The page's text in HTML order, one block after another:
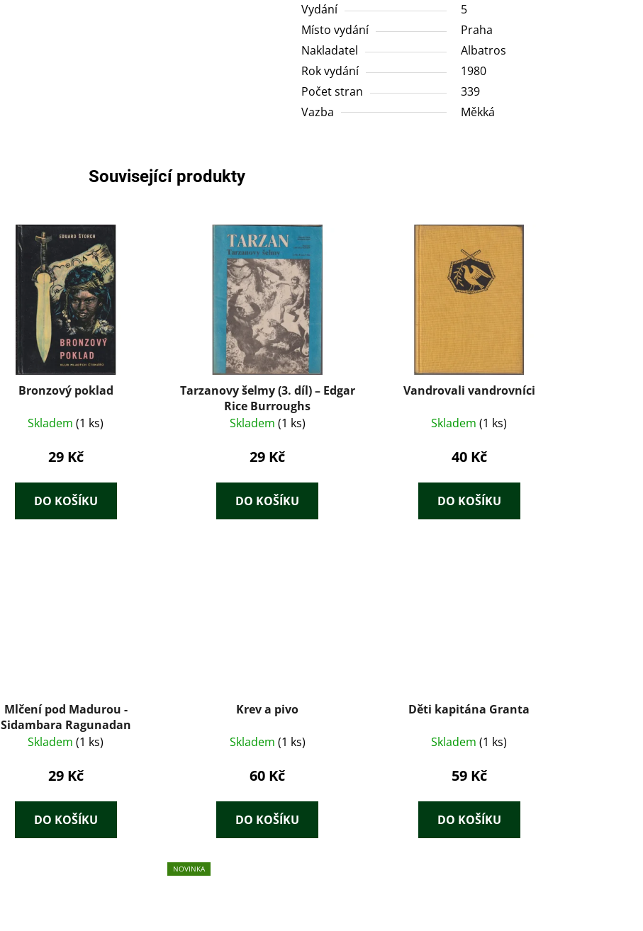
Vydání
5
Místo vydání
Praha
Nakladatel
Albatros
Rok vydání
1980
Počet stran
339
Vazba
Měkká
Související produkty
Bronzový poklad
Skladem(1 ks)
29 Kč
DO KOŠÍKU
Tarzanovy šelmy (3. díl) – Edgar
Rice Burroughs
Skladem (1 ks)
29 Kč
DO KOŠÍKU
Vandrovali vandrovníci
Skladem(1 ks)
40 Kč
DO KOŠÍKU
Mlčení pod Madurou -
Sidambara Ragunadan
Skladem(1 ks)
29 Kč
DO KOŠÍKU
Krev a pivo
Skladem (1 ks)
60 Kč
DO KOŠÍKU
Děti kapitána Granta
Skladem(1 ks)
59 Kč
DO KOŠÍKU
NOVINKA